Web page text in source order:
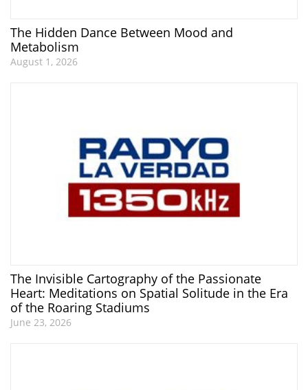
The Hidden Dance Between Mood and
Metabolism
August 1, 2026
The Invisible Cartography of the Passionate
Heart: Meditations on Spatial Solitude in the Era
of the Roaring Stadiums
June 23, 2026